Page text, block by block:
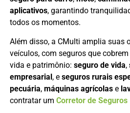
aplicativos, garantindo
todos os momentos.
Além disso, a CMulti amplia suas
veículos, com seguros que
vida e patrimônio: seguro de vida,
empresarial, e seguros rurais
pecuária, máquinas agrícolas e
contratar um Corretor de Seguros